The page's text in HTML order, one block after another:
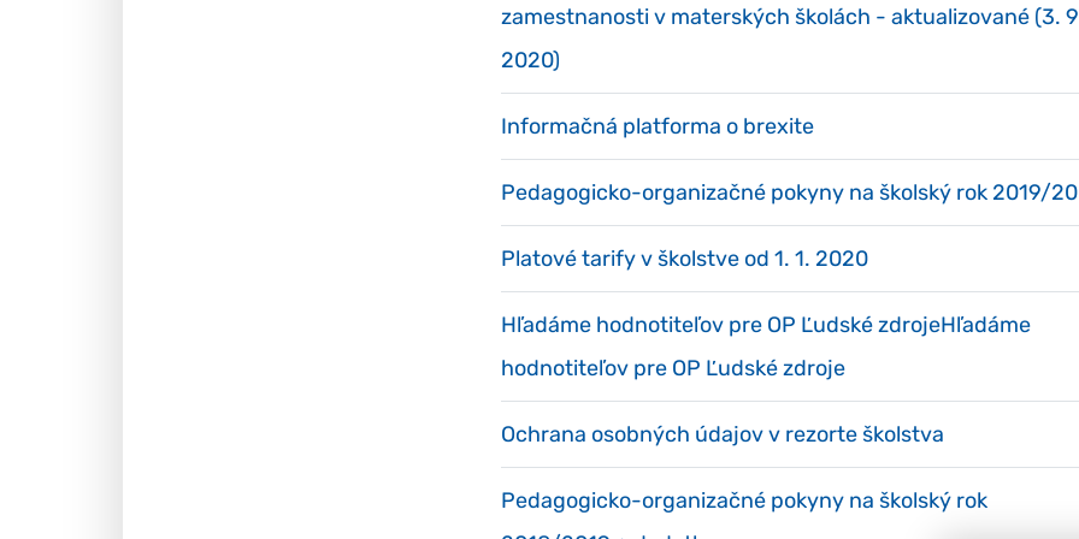
zamestnanosti v materských školách - aktualizované (3.
2020)
Informačná platforma o brexite
Pedagogicko-organizačné pokyny na školský rok 2019/20
Platové tarify v školstve od 1. 1. 2020
Hľadáme hodnotiteľov pre OP Ľudské zdrojeHľadáme
hodnotiteľov pre OP Ľudské zdroje
Ochrana osobných údajov v rezorte školstva
Pedagogicko-organizačné pokyny na školský rok